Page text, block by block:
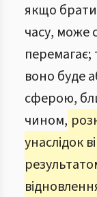
якщо
часу, може
перемагає;
воно буде
сферою,
чином,
унаслідок